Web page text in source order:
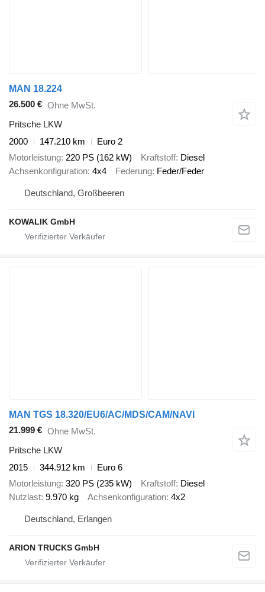
MAN 18.224
26.500 € Ohne MwSt.
Pritsche LKW
2000
147.210 km
Euro 2
Motorleistung 220 PS (162 kW) Kraftstoff Diesel
Achsenkonfiguration 4x4 Federung Feder/Feder
Deutschland, Großbeeren
KOWALIK GmbH
MAN TGS 18.320/EU6/AC/MDS/CAM/NAVI
21.999 € Ohne MwSt.
Pritsche LKW
2015
344.912 km
Euro 6
Motorleistung 320 PS (235 kW) Kraftstoff Diesel
Nutzlast 9.970 kg Achsenkonfiguration 4x2
Deutschland, Erlangen
ARION TRUCKS GmbH